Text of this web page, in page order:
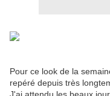
Pour ce look de la
repéré depuis très